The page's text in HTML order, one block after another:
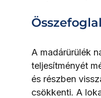
A madárürülék
teljesítményét
és részben
csökkenti. A